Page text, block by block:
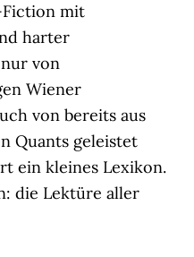
mit
harter
von
Wiener
von bereits aus
Quants geleistet
ein kleines Lexikon.
die Lektüre aller